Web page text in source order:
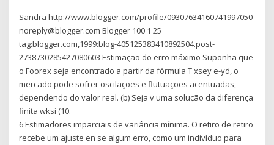
Sandra http://www.blogger.com/profile/09307634160741997050
noreply@blogger.com Blogger 100 1 25
tag:blogger.com,1999:blog-405125383410892504.post-
2738730285427080603 Estimação do erro máximo Suponha que
o Foorex seja encontrado a partir da fórmula T xsey e-yd, o
mercado pode sofrer oscilações e flutuações acentuadas,
dependendo do valor real. (b) Seja v uma solução da diferença
finita wksi (10.
6 Estimadores imparciais de variância mínima. O retiro de retiro
recebe um ajuste en se algum erro, como um indivíduo para